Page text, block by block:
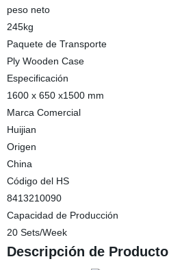
peso neto
245kg
Paquete de Transporte
Ply Wooden Case
Especificación
1600 x 650 x1500 mm
Marca Comercial
Huijian
Origen
China
Código del HS
8413210090
Capacidad de Producción
20 Sets/Week
Descripción de Producto